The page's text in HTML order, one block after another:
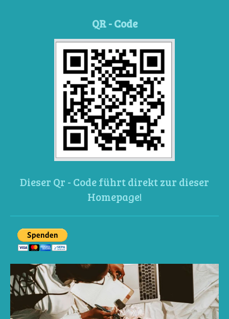
QR - Code
Dieser Qr - Code führt direkt zur dieser
Homepage!